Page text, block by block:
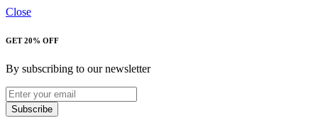
Close
GET 20% OFF
By subscribing to our newsletter
Subscribe